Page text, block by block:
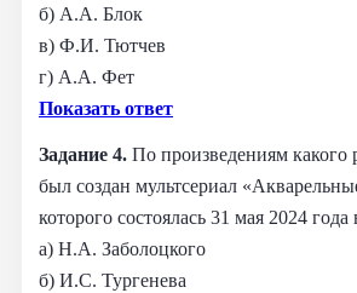
б) А.А. Блок
в) Ф.И. Тютчев
г) А.А. Фет
Показать ответ
Задание 4. По произведениям какого
был создан мультсериал
которого состоялась 31 мая 2024 года
а) Н.А. Заболоцкого
б) И.С. Тургенева